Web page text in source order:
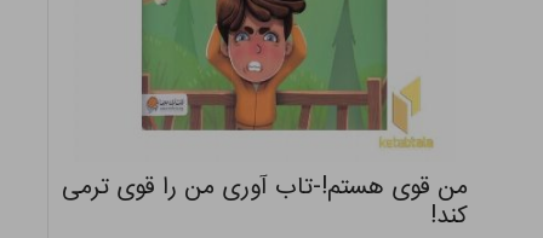
من قوی هستم!-تاب آوری من را قوی ترمی
کند!